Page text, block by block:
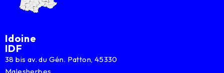
Idoine
IDF
38 bis av. du Gén. Patton, 45330